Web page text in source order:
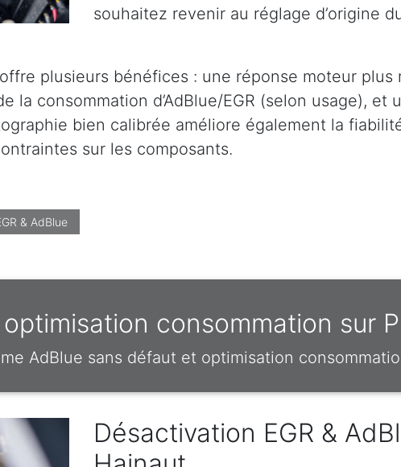
souhaitez revenir au réglage d’origine
plusieurs bénéfices : une réponse moteur plus
consommation d’AdBlue/EGR (selon usage), et
bien calibrée améliore également la
sur les composants.
& AdBlue
consommation sur
AdBlue sans défaut et optimisation
Désactivation EGR &